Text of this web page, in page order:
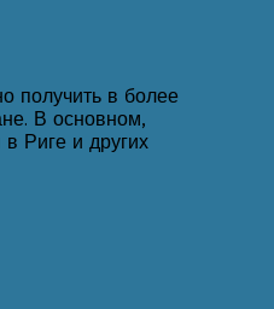
получить в более
В основном,
Риге и других